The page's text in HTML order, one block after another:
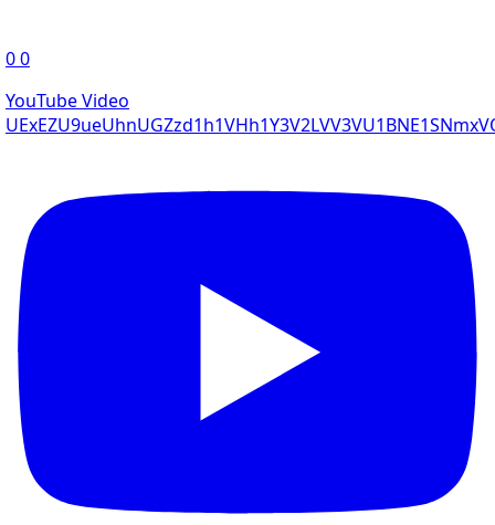
00
YouTube Video